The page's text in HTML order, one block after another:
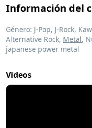
Información del
Género: J-Pop, J-Rock,
Alternative Rock, Metal,
japanese power metal
Videos